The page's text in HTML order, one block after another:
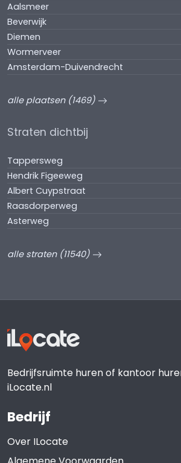
Aalsmeer
Beverwijk
Diemen
Wormerveer
Amsterdam-Duivendrecht
alle plaatsen (1469)
Straten dichtbij
Tappersweg
Hendrik Figeeweg
Albert Cuypstraat
Raasdorperweg
Asterweg
alle straten (11540)
Bedrijfsruimte huren of kantoor
iLocate.nl
Bedrijf
Over ILocate